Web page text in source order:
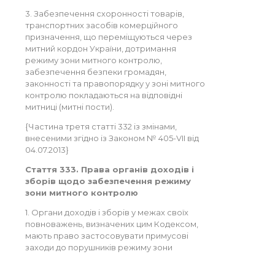
3. Забезпечення схоронності товарів,
транспортних засобів комерційного
призначення, що переміщуються через
митний кордон України, дотримання
режиму зони митного контролю,
забезпечення безпеки громадян,
законності та правопорядку у зоні митного
контролю покладаються на відповідні
митниці (митні пости).
{Частина третя статті 332 із змінами,
внесеними згідно із Законом № 405-VII від
04.07.2013}
Стаття 333. Права органів доходів і
зборів щодо забезпечення режиму
зони митного контролю
1. Органи доходів і зборів у межах своїх
повноважень, визначених цим Кодексом,
мають право застосовувати примусові
заходи до порушників режиму зони